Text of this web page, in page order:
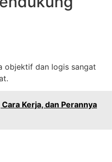
objektif dan logis sangat
Kerja, dan Perannya